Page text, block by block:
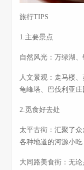
旅行TIPS
1.主要景点
自然风光：万绿湖
人文景观：走马楼
龟峰塔、巴伐利亚庄
2.觅食好去处
太平古街：汇聚了
各种地道的河源小吃
大同路美食街：无